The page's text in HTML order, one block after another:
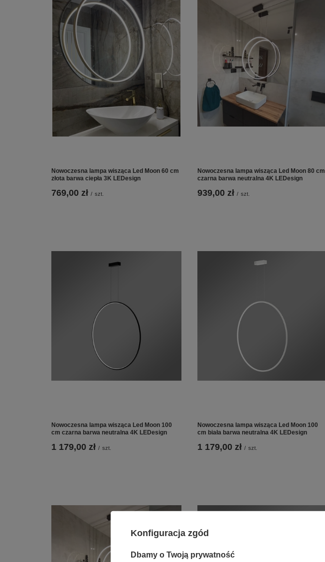
Nowoczesna lampa wisząca Led Moon 60 cm
złota barwa ciepła 3K LEDesign
769,00 zł / szt.
Nowoczesna lampa wisząca Led Moon 80 cm
czarna barwa neutralna 4K LEDesign
939,00 zł / szt.
Nowoczesna lampa wisząca Led Moon 100
cm czarna barwa neutralna 4K LEDesign
1 179,00 zł / szt.
Nowoczesna lampa wisząca Led Moon 100
cm biała barwa neutralna 4K LEDesign
1 179,00 zł / szt.
Konfiguracja zgód
Dbamy o Twoją prywatność